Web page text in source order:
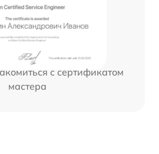
с сертификатом
мастера